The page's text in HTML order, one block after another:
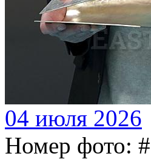
04 июля 2026
Номер фото: